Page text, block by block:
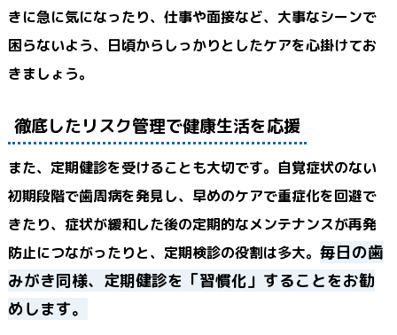
きに急に気になったり、仕事や面接など、大事なシーンで
困らないよう、日頃からしっかりとしたケアを心掛けてお
きましょう。
徹底したリスク管理で健康生活を応援
また、定期健診を受けることも大切です。自覚症状のない
初期段階で歯周病を発見し、早めのケアで重症化を回避で
きたり、症状が緩和した後の定期的なメンテナンスが再発
防止につながったりと、定期検診の役割は多大。 毎日の歯
みがき同様、定期健診を「習慣化」することをお勧
めします。